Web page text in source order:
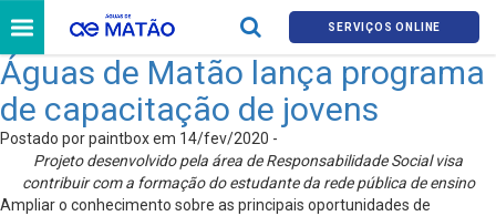
SERVIÇOS ONLINE
Águas de Matão lança programa
de capacitação de jovens
Postado por paintbox em 14/fev/2020 -
Projeto desenvolvido pela área de Responsabilidade Social visa
contribuir com a formação do estudante da rede pública de ensino
Ampliar o conhecimento sobre as principais oportunidades de